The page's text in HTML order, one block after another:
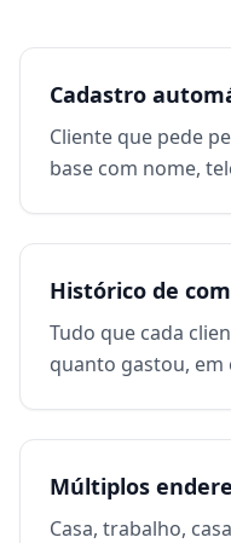
Cadastro
Cliente que pede
base com nome,
Histórico de
Tudo que cada
quanto gastou,
Múltiplos
Casa, trabalho,